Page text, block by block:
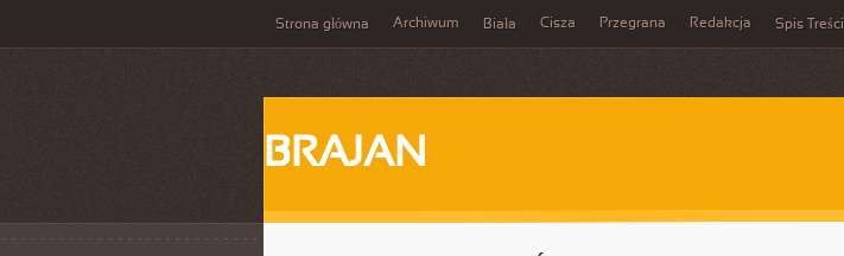
Strona główna Archiwum Biała Cisza Przegrana Redakcja Spis Treści
BRAJAN